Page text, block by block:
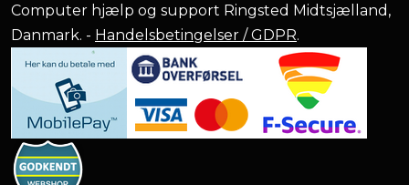
Computer hjælp og support Ringsted Midtsjælland,
Danmark. - Handelsbetingelser / GDPR.